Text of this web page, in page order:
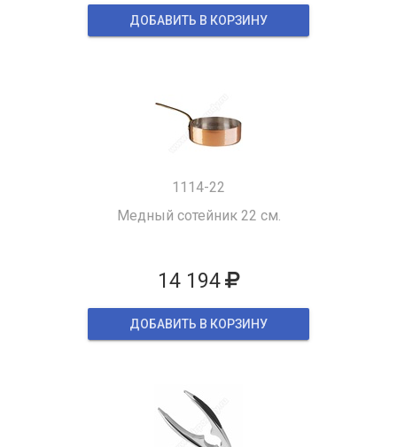
ДОБАВИТЬ В КОРЗИНУ
1114-22
Медный сотейник 22 см.
14 194
ДОБАВИТЬ В КОРЗИНУ